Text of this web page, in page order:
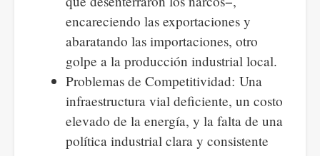
encareciendo las exportaciones y
abaratando las importaciones, otro
golpe a la producción industrial local.
Problemas de Competitividad: Una
infraestructura vial deficiente, un costo
elevado de la energía, y la falta de una
política industrial clara y consistente